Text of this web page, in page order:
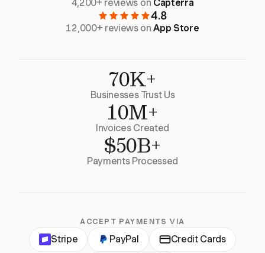
4,200+ reviews on Capterra
4.8
12,000+ reviews onApp Store
70K+
Businesses Trust Us
10M+
Invoices Created
$50B+
Payments Processed
ACCEPT PAYMENTS VIA
Stripe PayPal Credit Cards